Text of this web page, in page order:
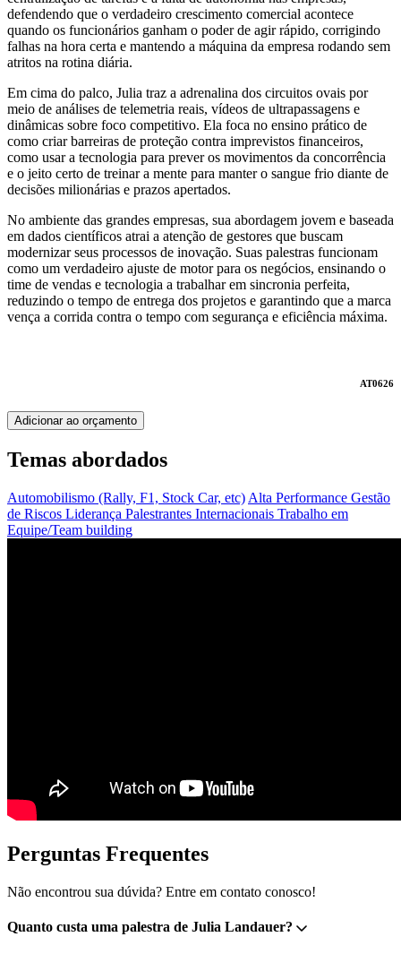
defendendo que o verdadeiro crescimento comercial acontece
quando os funcionários ganham o poder de agir rápido, corrigindo
falhas na hora certa e mantendo a máquina da empresa rodando sem
atritos na rotina diária.
Em cima do palco, Julia traz a adrenalina dos circuitos ovais por
meio de análises de telemetria reais, vídeos de ultrapassagens e
dinâmicas sobre foco competitivo. Ela foca no ensino prático de
como criar barreiras de proteção contra imprevistos financeiros,
como usar a tecnologia para prever os movimentos da concorrência
e o jeito certo de treinar a mente para manter o sangue frio diante de
decisões milionárias e prazos apertados.
No ambiente das grandes empresas, sua abordagem jovem e baseada
em dados científicos atrai a atenção de gestores que buscam
modernizar seus processos de inovação. Suas palestras funcionam
como um verdadeiro ajuste de motor para os negócios, ensinando o
time de vendas e tecnologia a trabalhar em sincronia perfeita,
reduzindo o tempo de entrega dos projetos e garantindo que a marca
vença a corrida contra o tempo com segurança e eficiência máxima.
AT0626
Adicionar ao orçamento
Temas abordados
Automobilismo (Rally, F1, Stock Car, etc) Alta Performance Gestão
de Riscos Liderança Palestrantes Internacionais Trabalho em
Equipe/Team building
Perguntas Frequentes
Não encontrou sua dúvida? Entre em contato conosco!
Quanto custa uma palestra de Julia Landauer?